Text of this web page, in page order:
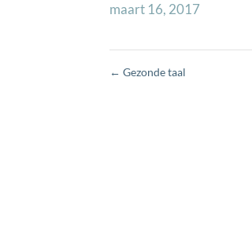
maart 16, 2017
← Gezonde taal